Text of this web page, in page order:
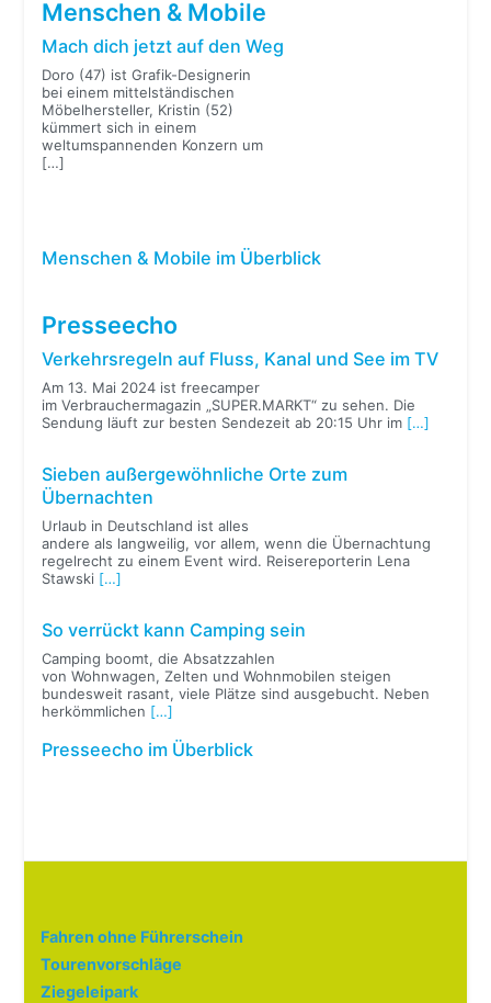
Menschen & Mobile
Mach dich jetzt auf den Weg
Doro (47) ist Grafik-Designerin
bei einem mittelständischen
Möbelhersteller, Kristin (52)
kümmert sich in einem
weltumspannenden Konzern um
[…]
Menschen & Mobile im Überblick
Presseecho
Verkehrsregeln auf Fluss, Kanal und See im TV
Am 13. Mai 2024 ist freecamper
im Verbrauchermagazin „SUPER.MARKT“ zu sehen. Die
Sendung läuft zur besten Sendezeit ab 20:15 Uhr im […]
Sieben außergewöhnliche Orte zum
Übernachten
Urlaub in Deutschland ist alles
andere als langweilig, vor allem, wenn die Übernachtung
regelrecht zu einem Event wird. Reisereporterin Lena
Stawski […]
So verrückt kann Camping sein
Camping boomt, die Absatzzahlen
von Wohnwagen, Zelten und Wohnmobilen steigen
bundesweit rasant, viele Plätze sind ausgebucht. Neben
herkömmlichen […]
Presseecho im Überblick
Fahren ohne Führerschein
Tourenvorschläge
Ziegeleipark